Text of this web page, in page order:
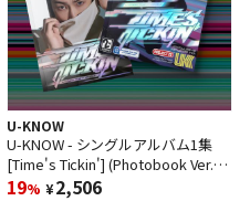
U-KNOW
U-KNOW - シングルアルバム1集
[Time's Tickin'] (Photobook Ver.)
(Random Ver.)
19% ¥2,506